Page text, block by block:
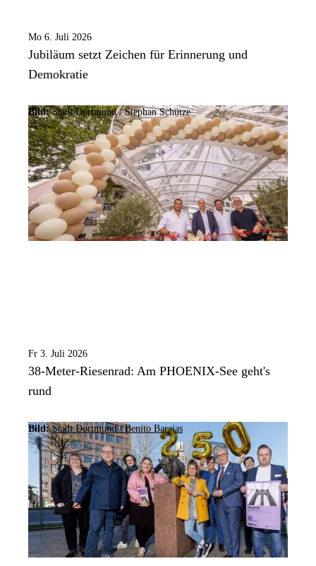
Mo 6. Juli 2026
Jubiläum setzt Zeichen für Erinnerung und
Demokratie
Bild:Stadt Dortmund / Stephan Schütze
Fr 3. Juli 2026
38-Meter-Riesenrad: Am PHOENIX-See geht's
rund
Bild: Stadt Dortmund / Benito Barajas